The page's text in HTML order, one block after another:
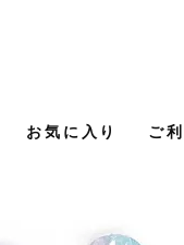
お気に入り ご